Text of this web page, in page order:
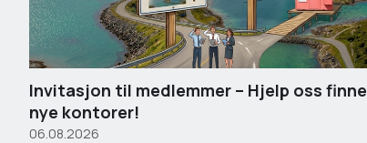
Invitasjon til medlemmer – Hjelp oss finne
nye kontorer!
06.08.2026